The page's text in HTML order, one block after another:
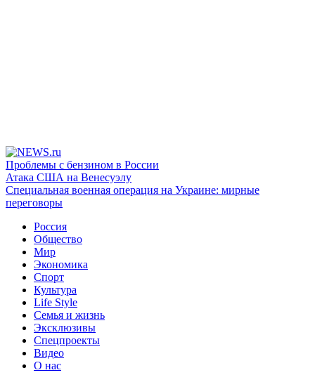
Проблемы с бензином в России
Атака США на Венесуэлу
Специальная военная операция на Украине: мирные
переговоры
Россия
Общество
Мир
Экономика
Спорт
Культура
Life Style
Семья и жизнь
Эксклюзивы
Спецпроекты
Видео
О нас